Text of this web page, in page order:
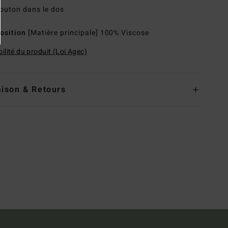
Bouton dans le dos
[Matière principale] 100% Viscose
du produit (Loi Agec)
& Retours